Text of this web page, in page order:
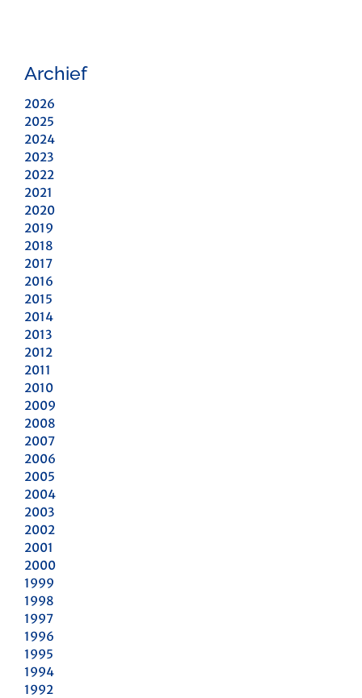
Archief
2026
2025
2024
2023
2022
2021
2020
2019
2018
2017
2016
2015
2014
2013
2012
2011
2010
2009
2008
2007
2006
2005
2004
2003
2002
2001
2000
1999
1998
1997
1996
1995
1994
1992